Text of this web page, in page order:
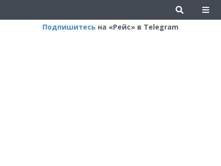
Подпишитесь на «Рейс» в Telegram